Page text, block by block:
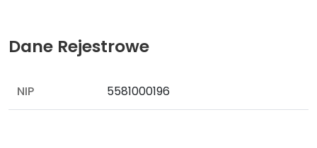
Dane Rejestrowe
NIP 5581000196